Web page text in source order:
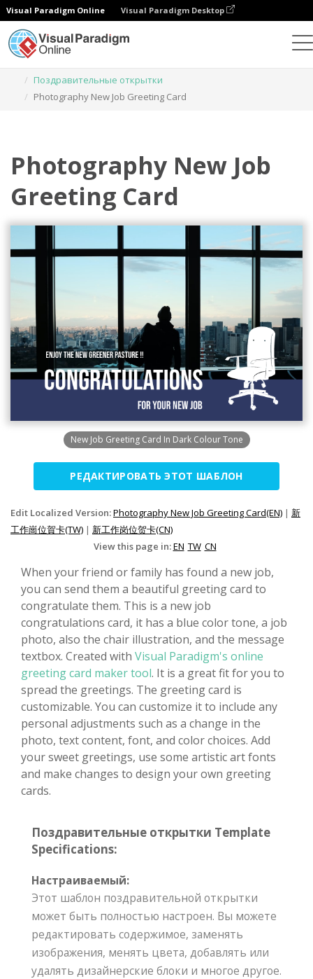
Visual Paradigm Online Visual Paradigm Desktop
Поздравительные открытки
Photography New Job Greeting Card
Photography New Job
Greeting Card
New Job Greeting Card In Dark Colour Tone
РЕДАКТИРОВАТЬ ЭТОТ ШАБЛОН
Edit Localized Version:Photography New Job Greeting Card(EN) | 新
工作崗位賀卡(TW) | 新工作岗位贺卡(CN)
View this page in:EN TW CN
When your friend or family has found a new job,
you can send them a beautiful greeting card to
congratulate them. This is a new job
congratulations card, it has a blue color tone, a job
photo, also the chair illustration, and the message
textbox. Created with Visual Paradigm's online
greeting card maker tool. It is a great fit for you to
spread the greetings. The greeting card is
customizable. You can customize it to include any
personal adjustments such as a change in the
photo, text content, font, and color choices. Add
your sweet greetings, use some artistic art fonts
and make changes to design your own greeting
cards.
Поздравительные открытки Template
Specifications:
Настраиваемый:
Этот шаблон поздравительной открытки
может быть полностью настроен. Вы можете
редактировать содержимое, заменять
изображения, менять цвета, добавлять или
удалять дизайнерские блоки и многое другое.